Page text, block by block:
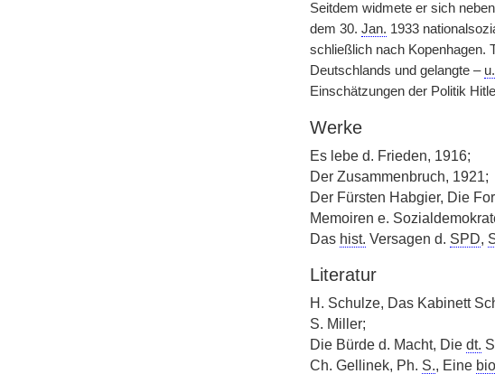
Seitdem widmete er sich
dem 30. Jan. 1933
schließlich nach Kopenhagen.
Deutschlands und gelangte –
Einschätzungen der Politik
Werke
Es lebe d. Frieden, 1916;
Der Zusammenbruch, 1921;
Der Fürsten Habgier, Die
Memoiren e.
Das hist. Versagen d. SPD,
Literatur
H. Schulze, Das Kabinett
S. Miller;
Die Bürde d. Macht, Die dt.
Ch. Gellinek, Ph. S., Eine